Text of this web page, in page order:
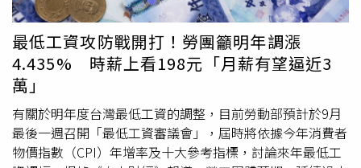
遇可能還有調高空間；只是仍有83.8%的人表示，其實「不
滿意」現在的薪酬水準。目前在職中的社會新鮮人中也有
88.2%透露，「曾經有過」離職的念頭，主要原因「工作量
與薪水不成正比」(52%)、「學不到東西」(46.6%)、「工
作壓力過大」(41.6%)，以及「上司情緒不穩，老是愛罵
人」(34.2%)、「工作內容和之前想像的不同」(28.7%)。
yes123求職網發言人楊宗斌建議，所謂「先求有」，應該
是先求(找到)「有」興趣、「有」前景、「有」符合性格的
公司來說，還有多個連假加持，同時受惠普發現金政策，因
此預估目前「民間消費力道」，依舊保持相當熱度！另一方
面楊宗斌認為，由於逐漸接近「歲末人力盤點」時機，11月
份將邁入「考績評比季」，上班族保持高度危機意識，若有
任何企業裁員減薪、無薪假風聲，都可能影響到職涯規劃；
加上處於「物價漲、薪水卻不漲」的職場環境，恐怕難有過
度樂觀的預期心理。針對2025年「前三季」的薪資水準，
合計有59.9%的企業表示，「有替」員工加薪過，但比例低
最低工資攻防戰開打！勞團籲明年調漲
4.435% 時薪上看198元「月薪有望逼近3
萬」
有關於明年度台灣最低工資的調整，目前勞動部預計於9月
最後一週召開「最低工資審議會」，屆時將依據今年消費者
物價指數（CPI）年增率及十大參考指標，討論來年最低工